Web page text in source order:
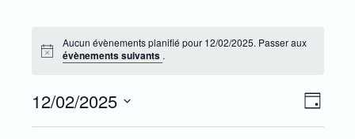
Boutique
Calendrier
Mon Blog
Aucun évènements planifié pour 12/02/2025. Passer aux
évènements suivants .
Jour
12/02/2025